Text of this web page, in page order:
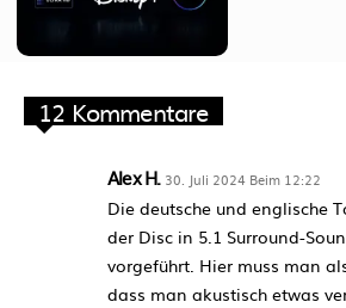
12 Kommentare
Alex H. 30. Juli 2024 Beim 12:22
Die deutsche und englische
der Disc in 5.1 Surround-
vorgeführt. Hier muss man
dass man akustisch etwas